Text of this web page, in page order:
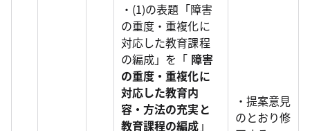
・(1)の表題「障害
の重度・重複化に
対応した教育課程
の編成」を「 障害
の重度・重複化に
対応した教育内
容・方法の充実と
教育課程の編成 」
・提案意見
のとおり修